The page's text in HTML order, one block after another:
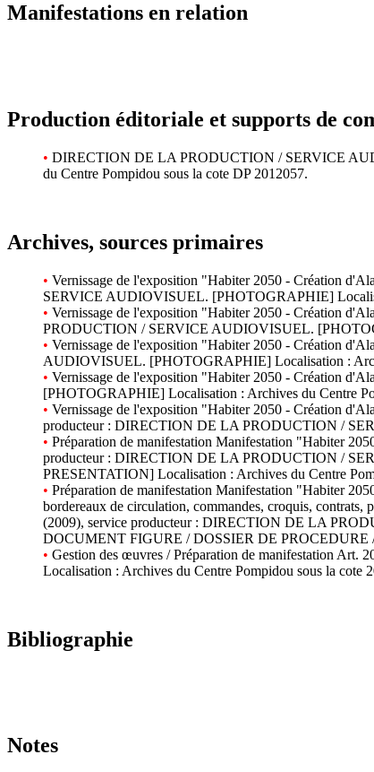
Manifestations en relation
Production éditoriale et supports de
• DIRECTION DE LA PRODUCTION / SERVICE
du Centre Pompidou sous la cote DP 2012057.
Archives, sources primaires
• Vernissage de l'exposition "Habiter 2050 - Création
SERVICE AUDIOVISUEL. [PHOTOGRAPHIE]
• Vernissage de l'exposition "Habiter 2050 - Création
PRODUCTION / SERVICE AUDIOVISUEL.
• Vernissage de l'exposition "Habiter 2050 - Création
AUDIOVISUEL. [PHOTOGRAPHIE] Localisation :
• Vernissage de l'exposition "Habiter 2050 - Création
[PHOTOGRAPHIE] Localisation : Archives du Centre
• Vernissage de l'exposition "Habiter 2050 - Création
producteur : DIRECTION DE LA PRODUCTION /
• Préparation de manifestation Manifestation "Habiter
producteur : DIRECTION DE LA PRODUCTION /
PRESENTATION] Localisation : Archives du Centre
• Préparation de manifestation Manifestation "Habiter
bordereaux de circulation, commandes, croquis, contrats,
(2009), service producteur : DIRECTION DE LA
DOCUMENT FIGURE / DOSSIER DE PROCEDURE
• Gestion des œuvres / Préparation de manifestation
Localisation : Archives du Centre Pompidou sous la cote
Bibliographie
Notes